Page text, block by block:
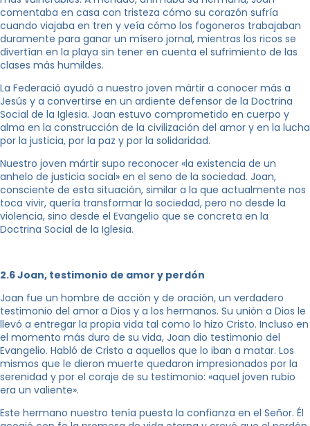
comentaba en casa con tristeza cómo su corazón sufría
cuando viajaba en tren y veía cómo los fogoneros trabajaban
duramente para ganar un mísero jornal, mientras los ricos se
divertían en la playa sin tener en cuenta el sufrimiento de las
clases más humildes.
La Federació ayudó a nuestro joven mártir a conocer más a
Jesús y a convertirse en un ardiente defensor de la Doctrina
Social de la Iglesia. Joan estuvo comprometido en cuerpo y
alma en la construcción de la civilización del amor y en la lucha
por la justicia, por la paz y por la solidaridad.
Nuestro joven mártir supo reconocer «la existencia de un
anhelo de justicia social» en el seno de la sociedad. Joan,
consciente de esta situación, similar a la que actualmente nos
toca vivir, quería transformar la sociedad, pero no desde la
violencia, sino desde el Evangelio que se concreta en la
Doctrina Social de la Iglesia.
2.6 Joan, testimonio de amor y perdón
Joan fue un hombre de acción y de oración, un verdadero
testimonio del amor a Dios y a los hermanos. Su unión a Dios le
llevó a entregar la propia vida tal como lo hizo Cristo. Incluso en
el momento más duro de su vida, Joan dio testimonio del
Evangelio. Habló de Cristo a aquellos que lo iban a matar. Los
mismos que le dieron muerte quedaron impresionados por la
serenidad y por el coraje de su testimonio: «aquel joven rubio
era un valiente».
Este hermano nuestro tenía puesta la confianza en el Señor. Él